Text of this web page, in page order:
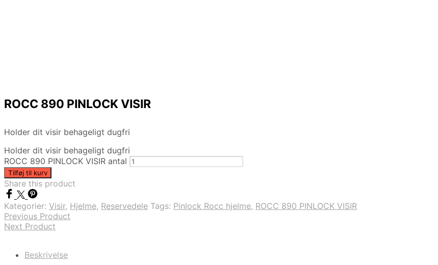
ROCC 890 PINLOCK VISIR
Holder dit visir behageligt dugfri
Holder dit visir behageligt dugfri
ROCC 890 PINLOCK VISIR antal
Tilføj til kurv
Share this product
Kategorier: Visir, Hjelme, Reservedele Tags: Pinlock Rocc hjelme, ROCC 890 PINLOCK VISIR
Previous Product
Next Product
Beskrivelse